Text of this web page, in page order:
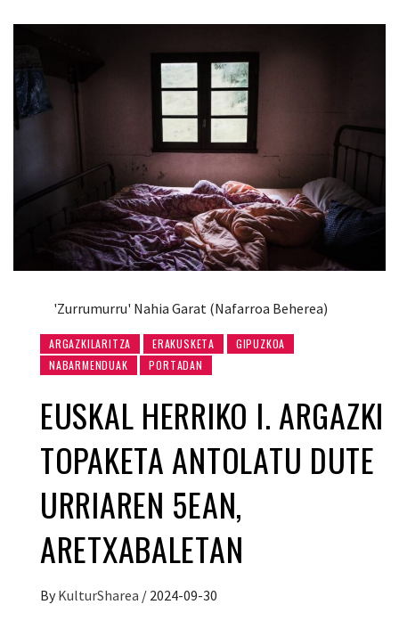
'Zurrumurru' Nahia Garat (Nafarroa Beherea)
ARGAZKILARITZA ERAKUSKETA
GIPUZKOA
NABARMENDUAK
PORTADAN
EUSKAL HERRIKO I. ARGAZKI
TOPAKETA ANTOLATU DUTE
URRIAREN 5EAN,
ARETXABALETAN
By KulturSharea / 2024-09-30